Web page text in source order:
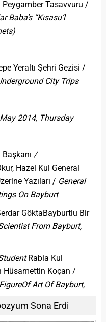
Peygamber Tasavvuru /
“Kısasu’l
Yeraltı Şehri Gezisi /
City Trips
2014, Thursday
/
Hazel Kul General
Yazıları / General
On Bayburt
GöktaBayburtlu Bir
From Bayburt,
Rabia Kul
Hüsamettin Koçan /
Of Art Of Bayburt,
Sona Erdi